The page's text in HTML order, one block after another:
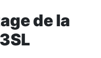
de la